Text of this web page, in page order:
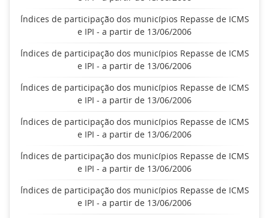
Índices de participação dos municípios Repasse de ICMS
e IPI - a partir de 13/06/2006
Índices de participação dos municípios Repasse de ICMS
e IPI - a partir de 13/06/2006
Índices de participação dos municípios Repasse de ICMS
e IPI - a partir de 13/06/2006
Índices de participação dos municípios Repasse de ICMS
e IPI - a partir de 13/06/2006
Índices de participação dos municípios Repasse de ICMS
e IPI - a partir de 13/06/2006
Índices de participação dos municípios Repasse de ICMS
e IPI - a partir de 13/06/2006